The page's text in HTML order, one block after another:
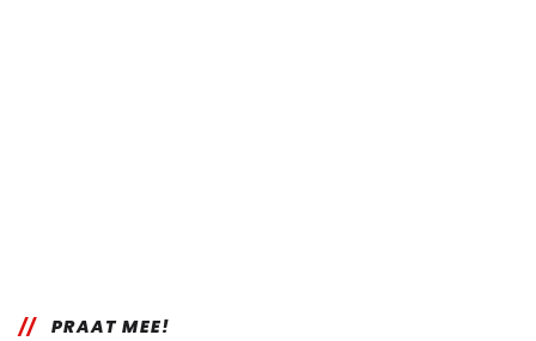
PRAAT MEE!